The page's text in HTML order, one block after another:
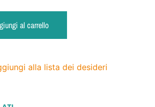
al carrello
alla lista dei desideri